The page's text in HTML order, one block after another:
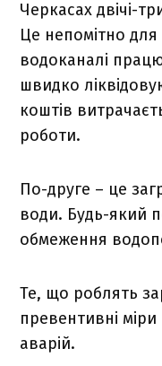
Черкасах двічі-
Це непомітно для
водоканалі
швидко
коштів
роботи.
По-друге – це
води. Будь-який
обмеження
Те, що роблять
превентивні міри
аварій.